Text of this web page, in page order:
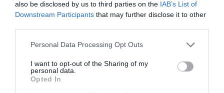
also be disclosed by us to third parties on the IAB’s List of
Downstream Participants that may further disclose it to other
Personal Data Processing Opt Outs
I want to opt-out of the Sharing of my
personal data.
Opted In